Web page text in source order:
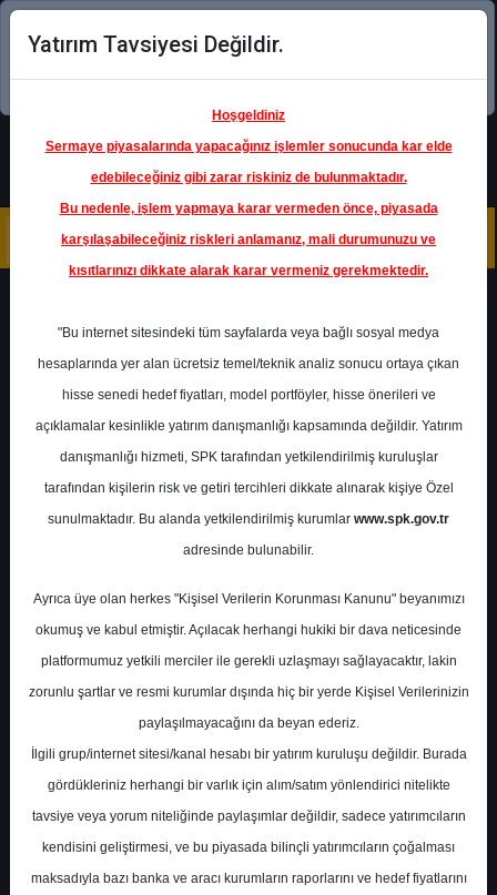
Şimdi uygulamayı indirin!
AKCNS- AKÇANSA ÇİMENTO
SANAYİ VE TİCARET A.Ş.
Hedef Fiyat 252.50 ₺
Getiri
%0.00
0 0
En Yüksek Tahmin
Ortalama Fiyat Tahmini
Yatırım Tavsiyesi Değildir.
Hoşgeldiniz
Sermaye piyasalarında yapacağınız işlemler sonucunda kar elde
edebileceğiniz gibi zarar riskiniz de bulunmaktadır.
Bu nedenle, işlem yapmaya karar vermeden önce, piyasada
karşılaşabileceğiniz riskleri anlamanız, mali durumunuzu ve
kısıtlarınızı dikkate alarak karar vermeniz gerekmektedir.
"Bu internet sitesindeki tüm sayfalarda veya bağlı sosyal medya
hesaplarında yer alan ücretsiz temel/teknik analiz sonucu ortaya çıkan
hisse senedi hedef fiyatları, model portföyler, hisse önerileri ve
açıklamalar kesinlikle yatırım danışmanlığı kapsamında değildir. Yatırım
danışmanlığı hizmeti, SPK tarafından yetkilendirilmiş kuruluşlar
tarafından kişilerin risk ve getiri tercihleri dikkate alınarak kişiye Özel
sunulmaktadır. Bu alanda yetkilendirilmiş kurumlar www.spk.gov.tr
adresinde bulunabilir.
Ayrıca üye olan herkes "Kişisel Verilerin Korunması Kanunu" beyanımızı
okumuş ve kabul etmiştir. Açılacak herhangi hukiki bir dava neticesinde
platformumuz yetkili merciler ile gerekli uzlaşmayı sağlayacaktır, lakin
zorunlu şartlar ve resmi kurumlar dışında hiç bir yerde Kişisel Verilerinizin
paylaşılmayacağını da beyan ederiz.
İlgili grup/internet sitesi/kanal hesabı bir yatırım kuruluşu değildir. Burada
gördükleriniz herhangi bir varlık için alım/satım yönlendirici nitelikte
tavsiye veya yorum niteliğinde paylaşımlar değildir, sadece yatırımcıların
kendisini geliştirmesi, ve bu piyasada bilinçli yatırımcıların çoğalması
maksadıyla bazı banka ve aracı kurumların raporlarını ve hedef fiyatlarını